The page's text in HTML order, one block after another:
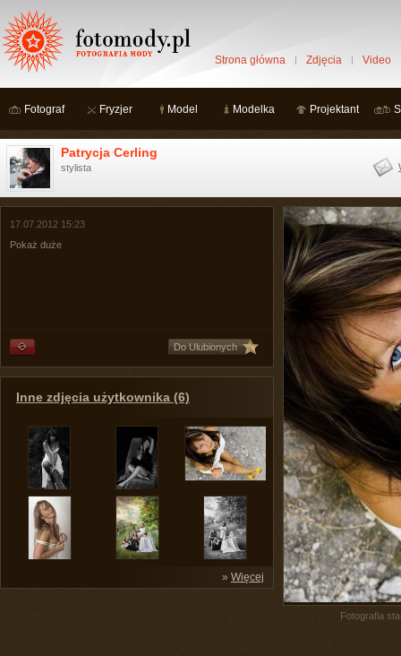
Strona główna Zdjęcia Video
Fotograf Fryzjer Model Modelka Projektant
Patrycja Cerling
stylista
17.07.2012 15:23
Pokaż duże
Do Ulubionych
Inne zdjęcia użytkownika (6)
» Więcej
Fotografia